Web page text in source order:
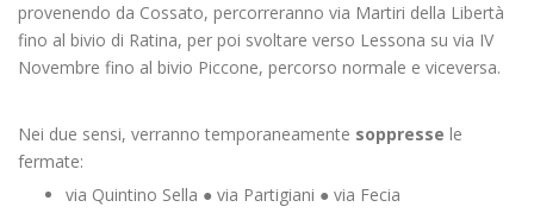
provenendo da Cossato, percorreranno via Martiri della Libertà
fino al bivio di Ratina, per poi svoltare verso Lessona su via IV
Novembre fino al bivio Piccone, percorso normale e viceversa.
Nei due sensi, verranno temporaneamente soppresse le
fermate:
via Quintino Sella ● via Partigiani ● via Fecia